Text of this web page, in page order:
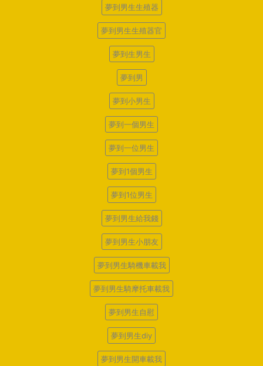
夢到男生生殖器
夢到男生生殖器官
夢到生男生
夢到男
夢到小男生
夢到一個男生
夢到一位男生
夢到1個男生
夢到1位男生
夢到男生給我錢
夢到男生小朋友
夢到男生騎機車載我
夢到男生騎摩托車載我
夢到男生自慰
夢到男生diy
夢到男生開車載我